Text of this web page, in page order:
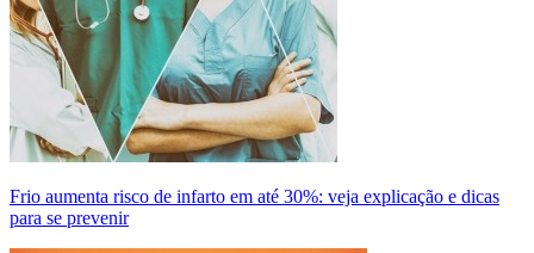
Frio aumenta risco de infarto em até 30%: veja explicação e dicas
para se prevenir